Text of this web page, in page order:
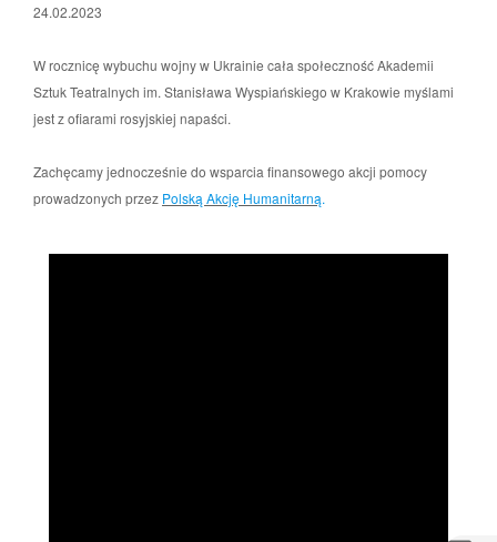
24.02.2023
W rocznicę wybuchu wojny w Ukrainie cała społeczność Akademii
Sztuk Teatralnych im. Stanisława Wyspiańskiego w Krakowie myślami
jest z ofiarami rosyjskiej napaści.
Zachęcamy jednocześnie do wsparcia finansowego akcji pomocy
prowadzonych przez Polską Akcję Humanitarną.